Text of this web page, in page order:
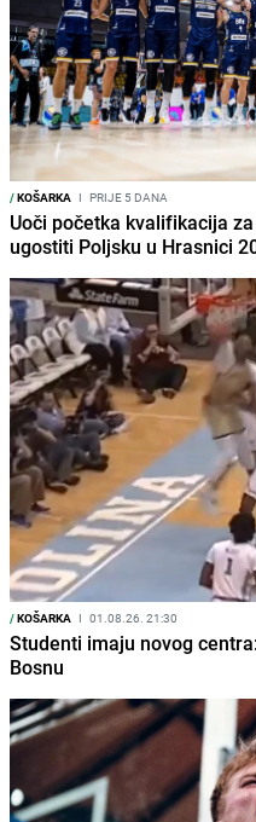
/KOŠARKA I PRIJE 5 DANA
Uoči početka kvalifikacija
ugostiti Poljsku u Hrasnici
/KOŠARKA I 01.08.26. 21:30
Studenti imaju novog
Bosnu